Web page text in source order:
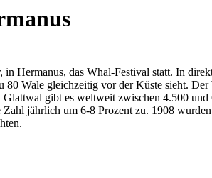
Hermanus, das Whal-Festival statt. In
80 Wale gleichzeitig vor der Küste sieht.
gibt es weltweit zwischen 4.500
jährlich um 6-8 Prozent zu. 1908